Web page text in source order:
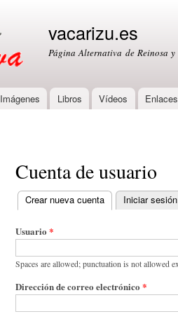
content
vacarizu.es
Página Alternativa de Reinosa y
Imágenes Libros Vídeos Enlaces
Cuenta de usuario
Primary tabs
Crear nueva cuenta (active tab)
Iniciar sesión
Usuario *
Spaces are allowed; punctuation is not allowed
Dirección de correo electrónico *